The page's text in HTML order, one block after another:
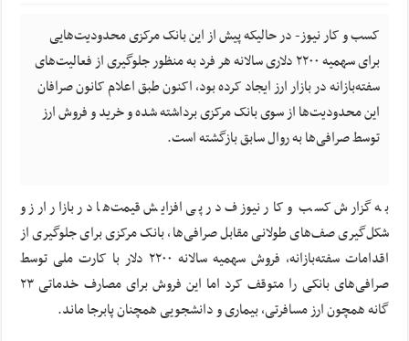
کسب و کار نیوز- در حالیکه پیش از این بانک مرکزی محدودیت‌هایی
برای سهمیه ۲۲۰۰ دلاری سالانه هر فرد به منظور جلوگیری از فعالیت‌های
سفته‌بازانه در بازار ارز ایجاد کرده بود، اکنون طبق اعلام کانون صرافان
این محدودیت‌ها از سوی بانک مرکزی برداشته شده و خرید و فروش ارز
توسط صرافی‌ها به روال سابق بازگشته است.
به گزارش کسب و کار نیوزف در پی افزایش قیمت‌ها در بازار ارز و
شکل‌گیری صف‌های طولانی مقابل صرافی‌ها، بانک مرکزی برای جلوگیری از
اقدامات سفته‌بازانه، فروش سهمیه سالانه ۲۲۰۰ دلار با کارت ملی توسط
صرافی‌های بانکی را متوقف کرد اما این فروش برای مصارف خدماتی ۲۳
گانه همچون ارز مسافرتی، بیماری و دانشجویی همچنان پابرجا ماند.